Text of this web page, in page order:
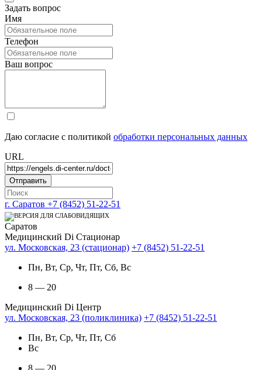
Задать вопрос
Имя
Телефон
Ваш вопрос
Даю согласие с политикой обработки персональных данных
URL
г. Саратов +7 (8452) 51-22-51
Саратов
Медицинский Di Стационар
ул. Московская, 23 (стационар) +7 (8452) 51-22-51
Пн, Вт, Ср, Чт, Пт, Сб, Вс
8 — 20
Медицинский Di Центр
ул. Московская, 23 (поликлиника) +7 (8452) 51-22-51
Пн, Вт, Ср, Чт, Пт, Сб
Вс
8 — 20